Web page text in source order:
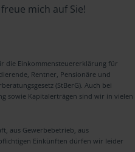
mich auf Sie!
die Einkommensteuererklärung für
Rentner, Pensionäre und
(StBerG). Auch bei
sowie Kapitalerträgen sind wir in vielen
aus Gewerbebetrieb, aus
Einkünften dürfen wir leider